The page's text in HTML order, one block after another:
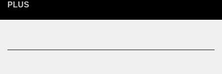
PLUS